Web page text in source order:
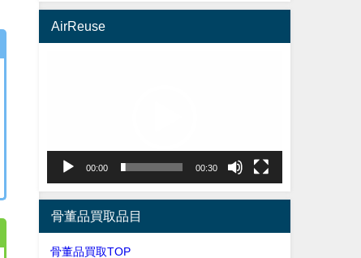
AirReuse
ー
00:00 00:30
骨董品買取品目
骨董品買取TOP